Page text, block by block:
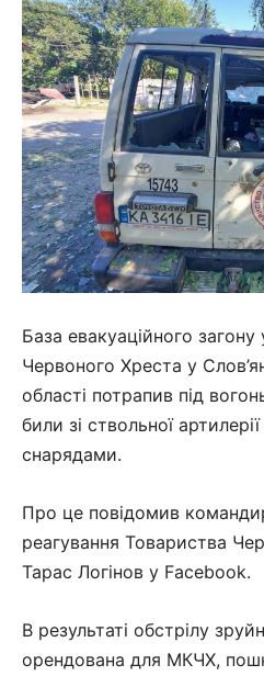
База евакуаційного загону
Червоного Хреста у
області потрапив під
били зі ствольної
снарядами.
Про це повідомив
реагування Товариства
Тарас Логінов у Facebook.
В результаті обстрілу
орендована для МКЧХ,